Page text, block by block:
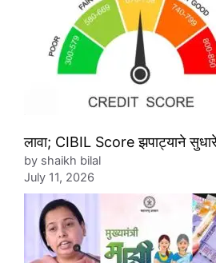
लावा; CIBIL Score झपाट्याने
by shaikh bilal
July 11, 2026